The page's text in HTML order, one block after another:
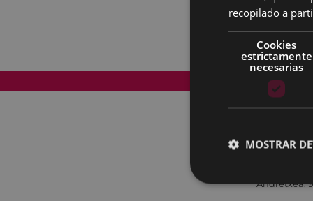
Mapa del Sitio
Andretxea:
recopilado a
Cookies
estrictamente
necesarias
MOSTRAR